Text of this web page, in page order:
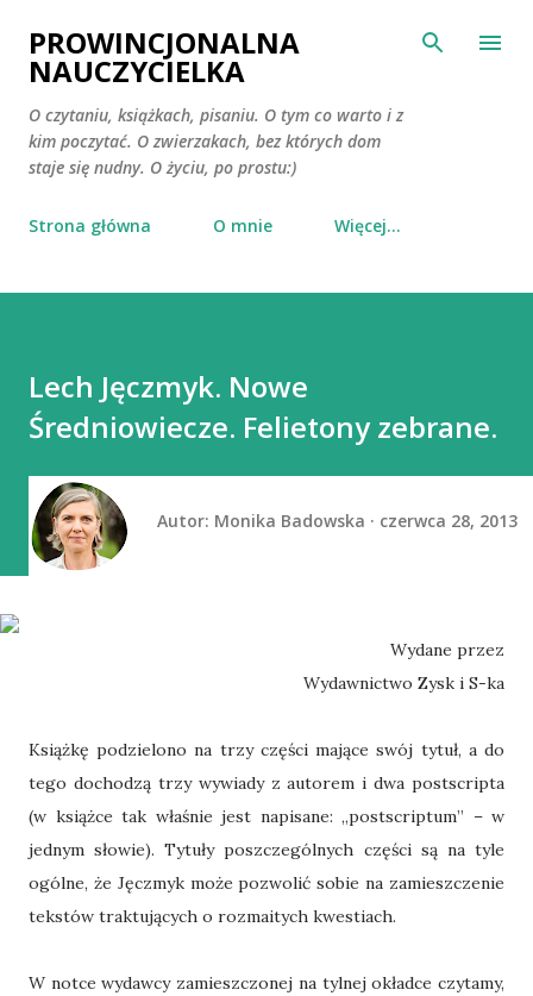
Przejdź do głównej zawartości
PROWINCJONALNA
NAUCZYCIELKA
O czytaniu, książkach, pisaniu. O tym co warto i z
kim poczytać. O zwierzakach, bez których dom
staje się nudny. O życiu, po prostu:)
Strona główna O mnie Więcej…
Lech Jęczmyk. Nowe
Średniowiecze. Felietony zebrane.
Autor: Monika Badowska czerwca 28, 2013
Wydane przez
Wydawnictwo Zysk i S-ka
Książkę podzielono na trzy części mające swój tytuł, a do
tego dochodzą trzy wywiady z autorem i dwa postscripta
(w książce tak właśnie jest napisane: „postscriptum” – w
jednym słowie). Tytuły poszczególnych części są na tyle
ogólne, że Jęczmyk może pozwolić sobie na zamieszczenie
tekstów traktujących o rozmaitych kwestiach.
W notce wydawcy zamieszczonej na tylnej okładce czytamy,